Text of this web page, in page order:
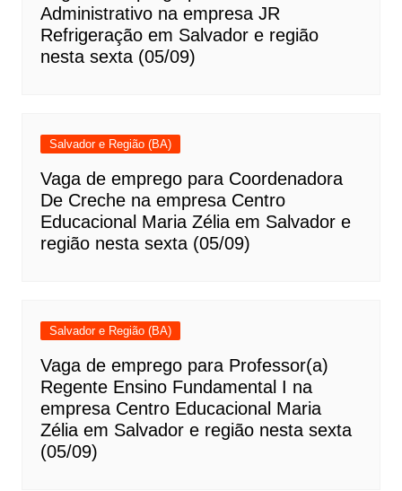
Administrativo na empresa JR
Refrigeração em Salvador e região
nesta sexta (05/09)
Salvador e Região (BA)
Vaga de emprego para Coordenadora
De Creche na empresa Centro
Educacional Maria Zélia em Salvador e
região nesta sexta (05/09)
Salvador e Região (BA)
Vaga de emprego para Professor(a)
Regente Ensino Fundamental I na
empresa Centro Educacional Maria
Zélia em Salvador e região nesta sexta
(05/09)